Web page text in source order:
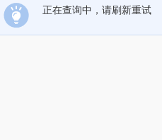
正在查询中，请刷新重试